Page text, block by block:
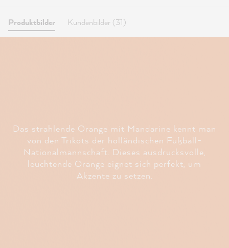
Produktbilder Kundenbilder (31)
Das strahlende Orange mit Mandarine kennt man
von den Trikots der holländischen Fußball-
Nationalmannschaft. Dieses ausdrucksvolle,
leuchtende Orange eignet sich perfekt, um
Akzente zu setzen.